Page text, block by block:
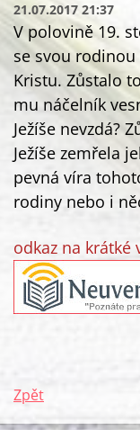
21.07.2017 21:37
V polovině 19.
se svou
Kristu. Zůstalo
mu náčelník
Ježíše nevzdá?
Ježíše zemřela
pevná víra
rodiny nebo i
odkaz na krátké
Zpět